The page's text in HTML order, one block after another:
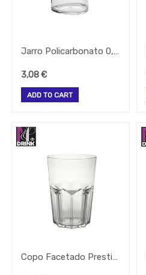
Seguranca
Sinalização
Velas
Mesa
Marcas
Jarro Policarbonato 0,5Lt Sem Graduação
3,08€
ADD TO CART
Copo Facetado Prestige 40Cl Policarbonato